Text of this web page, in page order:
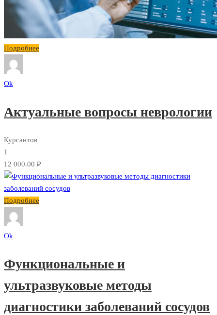
Подробнее
Ok
Актуальные вопросы неврологии
Курсантов
1
12 000.00 ₽
Подробнее
Ok
Функциональные и
ультразвуковые методы
диагностики заболеваний сосудов